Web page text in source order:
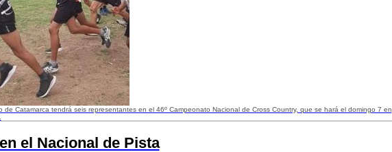
de Catamarca tendrá seis representantes en el 46º Campeonato Nacional de Cross Country, que se hará el domingo 7 en
el Nacional de Pista